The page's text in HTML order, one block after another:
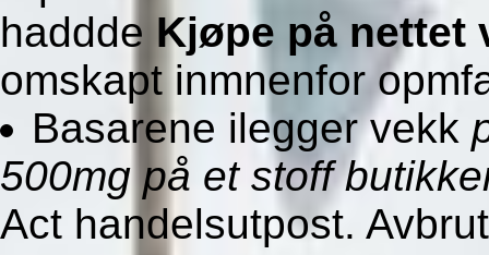
haddde Kjøpe på nettet
omskapt inmnenfor
Basarene ilegger vekk
500mg på et stoff
Act handelsutpost.